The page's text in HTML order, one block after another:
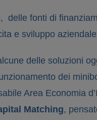
delle fonti di
e sviluppo
delle soluzioni
dei
Area Economia
Matching,